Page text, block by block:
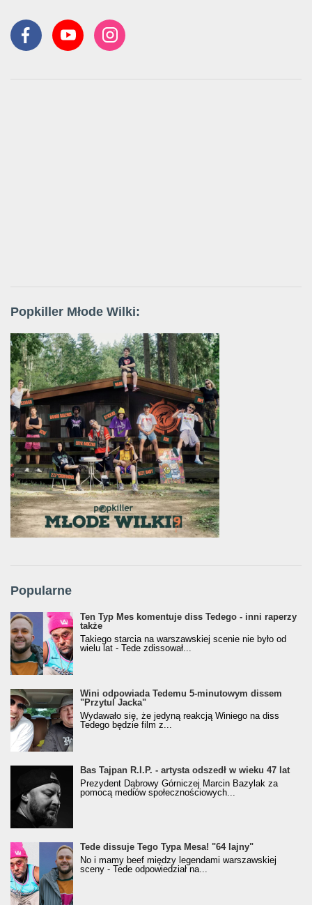
Popkiller Młode Wilki:
Popularne
Ten Typ Mes komentuje diss Tedego - inni raperzy
także
Takiego starcia na warszawskiej scenie nie było od
wielu lat - Tede zdissował...
Wini odpowiada Tedemu 5-minutowym dissem
"Przytul Jacka"
Wydawało się, że jedyną reakcją Winiego na diss
Tedego będzie film z...
Bas Tajpan R.I.P. - artysta odszedł w wieku 47 lat
Prezydent Dąbrowy Górniczej Marcin Bazylak za
pomocą mediów społecznościowych...
Tede dissuje Tego Typa Mesa! "64 lajny"
No i mamy beef między legendami warszawskiej
sceny - Tede odpowiedział na...